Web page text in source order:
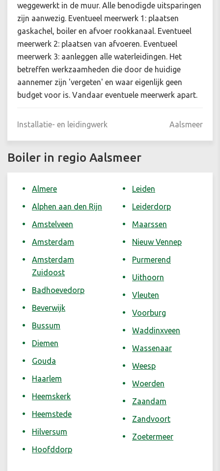
weggewerkt in de muur. Alle benodigde uitsparingen
zijn aanwezig. Eventueel meerwerk 1: plaatsen
gaskachel, boiler en afvoer rookkanaal. Eventueel
meerwerk 2: plaatsen van afvoeren. Eventueel
meerwerk 3: aanleggen alle waterleidingen. Het
betreffen werkzaamheden die door de huidige
aannemer zijn 'vergeten' en waar eigenlijk geen
budget voor is. Vandaar eventuele meerwerk apart.
Installatie- en leidingwerk Aalsmeer
Boiler in regio Aalsmeer
Almere
Alphen aan den Rijn
Amstelveen
Amsterdam
Amsterdam
Zuidoost
Badhoevedorp
Beverwijk
Bussum
Diemen
Gouda
Haarlem
Heemskerk
Heemstede
Hilversum
Hoofddorp
Leiden
Leiderdorp
Maarssen
Nieuw Vennep
Purmerend
Uithoorn
Vleuten
Voorburg
Waddinxveen
Wassenaar
Weesp
Woerden
Zaandam
Zandvoort
Zoetermeer